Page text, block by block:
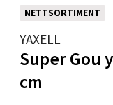
NETTSORTIMENT
YAXELL
Super Gou
cm